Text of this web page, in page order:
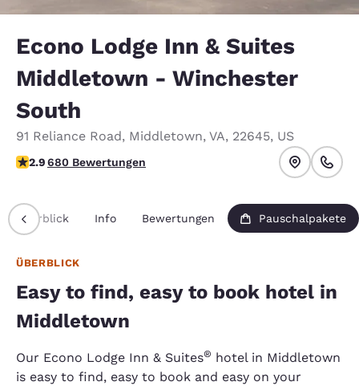
Econo Lodge Inn & Suites
Middletown - Winchester
South
91 Reliance Road, Middletown, VA, 22645, US
2.88-Sterne-Bewertung. Mittelmäßig.
2.9680 Bewertungen
Überblick Info Bewertungen Pauschalpakete
ÜBERBLICK
Easy to find, easy to book hotel in
Middletown
Our Econo Lodge Inn & Suites® hotel in Middletown
is easy to find, easy to book and easy on your